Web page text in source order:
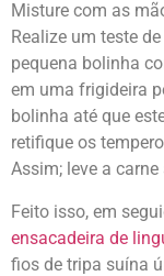
Misture com as
Realize um teste
pequena bolinha
em uma frigideira
bolinha até que
retifique os
Assim; leve a
Feito isso, em
ensacadeira de
fios de tripa suína